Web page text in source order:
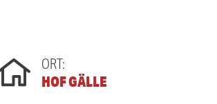
ORT:
HOF GÄLLE